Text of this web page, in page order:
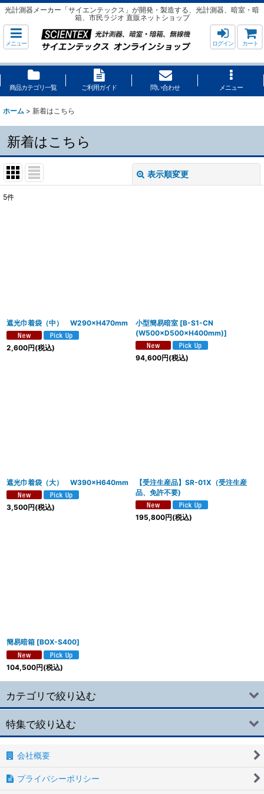
光計測器メーカー「サイエンテックス」が開発・製造する、光計測器、暗室・暗
箱、市民ラジオ 直販ネットショップ
メニュー ログイン カート
商品カテゴリ一覧 ご利用ガイド 問い合わせ メニュー
ホーム > 新着はこちら
新着はこちら
表示順変更
5件
遮光巾着袋（中） W290×H470mm
2,600円(税込)
小型簡易暗室 [B-S1-CN
(W500×D500×H400mm)]
94,600円(税込)
遮光巾着袋（大） W390×H640mm
3,500円(税込)
【受注生産品】SR-01X（受注生産
品、免許不要)
195,800円(税込)
簡易暗箱 [BOX-S400]
104,500円(税込)
カテゴリで絞り込む
市民ラジオ
高感度光センサ
超高感度光センサ
特集で絞り込む
小型暗室
会社概要
プライバシーポリシー